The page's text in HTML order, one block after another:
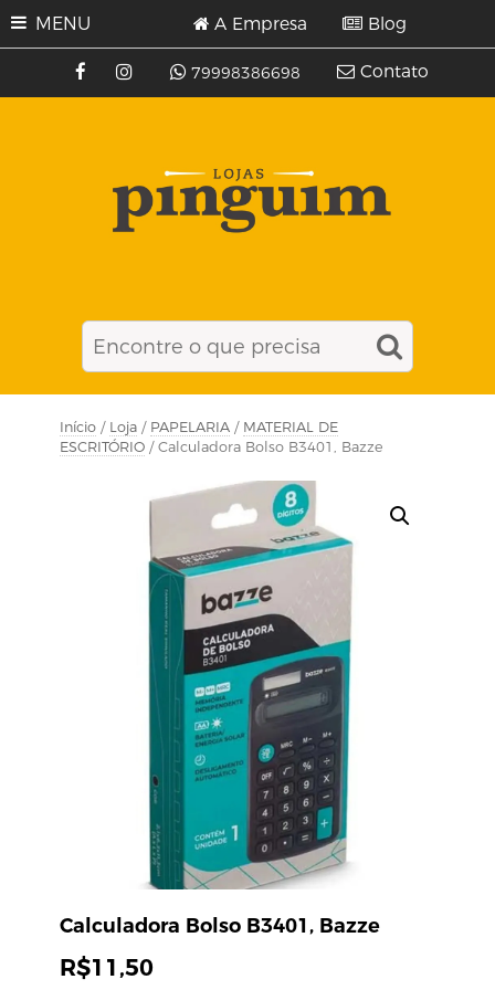
MENU
79998386698
A Empresa Blog
Contato
Início / Loja / PAPELARIA / MATERIAL DE
ESCRITÓRIO / Calculadora Bolso B3401, Bazze
Calculadora Bolso B3401, Bazze
R$11,50